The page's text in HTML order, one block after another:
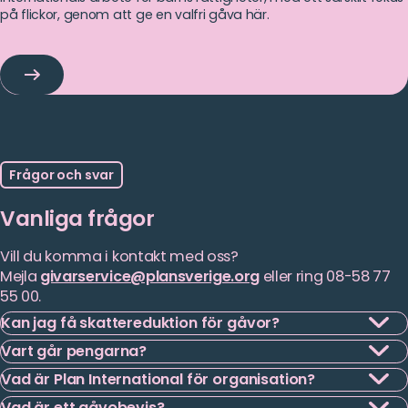
på flickor, genom att ge en valfri gåva här.
Stöd
barns
en
i
Frågor och svar
Vanliga frågor
Vill du komma i kontakt med oss?
Mejla givarservice@plansverige.org eller ring 08-58 77
55 00.
Kan jag få skattereduktion för gåvor?
Läs
mer
Få skattereduktion på dina gåvor!
Du kan få tillbaka upp till 25 % av din gåvosumma. För att du
Vart går pengarna?
Läs
mer
Plan International är en av världens största
barnrättsorganisationer med verksamhet i över 80 länder.
Vad är Plan International för organisation?
Läs